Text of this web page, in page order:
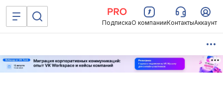
ПодпискаО компанииКонтактыАккаунт